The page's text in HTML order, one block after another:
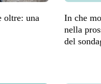
oltre: una
In che
nella
del